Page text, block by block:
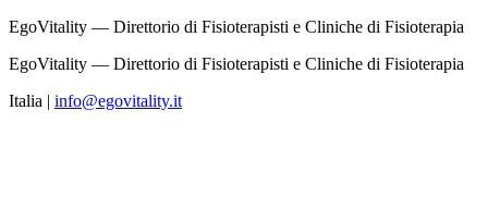
EgoVitality — Direttorio di Fisioterapisti e Cliniche di Fisioterapia
EgoVitality — Direttorio di Fisioterapisti e Cliniche di Fisioterapia
Italia | info@egovitality.it